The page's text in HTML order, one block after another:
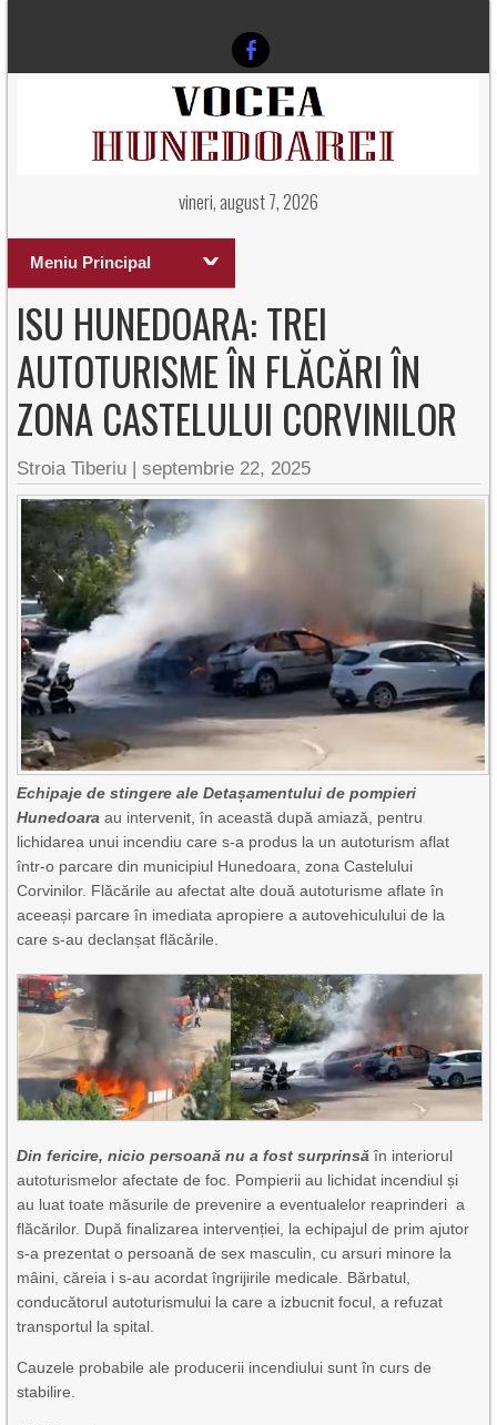
vineri, august 7, 2026
Meniu Principal
ISU HUNEDOARA: TREI
AUTOTURISME ÎN FLĂCĂRI ÎN
ZONA CASTELULUI CORVINILOR
Stroia Tiberiu |septembrie 22, 2025
Echipaje de stingere ale Detașamentului de pompieri
Hunedoara au intervenit, în această după amiază, pentru
lichidarea unui incendiu care s-a produs la un autoturism aflat
într-o parcare din municipiul Hunedoara, zona Castelului
Corvinilor. Flăcările au afectat alte două autoturisme aflate în
aceeași parcare în imediata apropiere a autovehiculului de la
care s-au declanșat flăcările.
Din fericire, nicio persoană nu a fost surprinsă în interiorul
autoturismelor afectate de foc. Pompierii au lichidat incendiul și
au luat toate măsurile de prevenire a eventualelor reaprinderi a
flăcărilor. După finalizarea intervenției, la echipajul de prim ajutor
s-a prezentat o persoană de sex masculin, cu arsuri minore la
mâini, căreia i s-au acordat îngrijirile medicale. Bărbatul,
conducătorul autoturismului la care a izbucnit focul, a refuzat
transportul la spital.
Cauzele probabile ale producerii incendiului sunt în curs de
stabilire.